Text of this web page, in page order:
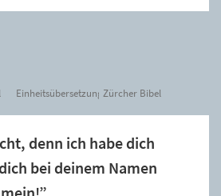
Einheitsübersetzung Zürcher Bibel
denn ich habe dich
bei deinem Namen